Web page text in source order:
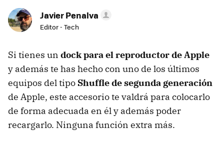
Javier Penalva
Editor - Tech
Si tienes un dock para el reproductor de Apple
y además te has hecho con uno de los últimos
equipos del tipo Shuffle de segunda generación
de Apple, este accesorio te valdrá para colocarlo
de forma adecuada en él y además poder
recargarlo. Ninguna función extra más.